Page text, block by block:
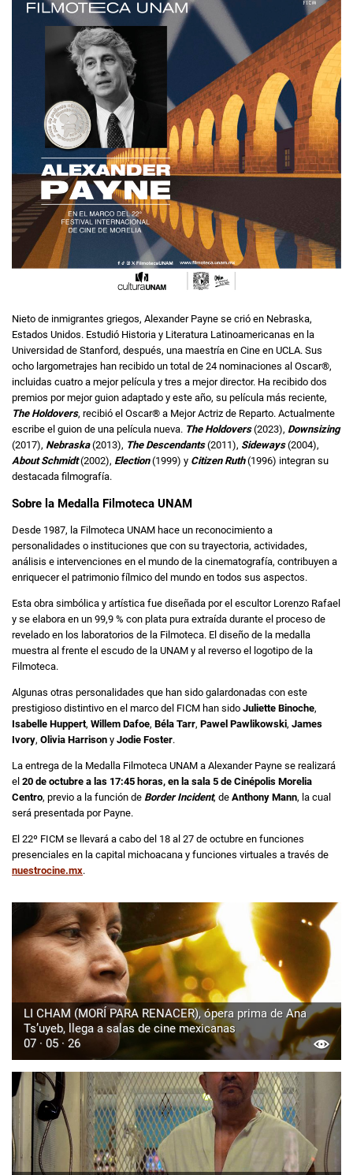
Nieto de inmigrantes griegos, Alexander Payne se crió en Nebraska,
Estados Unidos. Estudió Historia y Literatura Latinoamericanas en la
Universidad de Stanford, después, una maestría en Cine en UCLA. Sus
ocho largometrajes han recibido un total de 24 nominaciones al Oscar®,
incluidas cuatro a mejor película y tres a mejor director. Ha recibido dos
premios por mejor guion adaptado y este año, su película más reciente,
The Holdovers, recibió el Oscar® a Mejor Actriz de Reparto. Actualmente
escribe el guion de una película nueva. The Holdovers(2023), Downsizing
(2017), Nebraska(2013), The Descendants(2011), Sideways(2004),
About Schmidt(2002), Election(1999) y Citizen Ruth(1996) integran su
destacada filmografía.
Sobre la Medalla Filmoteca UNAM
Desde 1987, la Filmoteca UNAM hace un reconocimiento a
personalidades o instituciones que con su trayectoria, actividades,
análisis e intervenciones en el mundo de la cinematografía, contribuyen a
enriquecer el patrimonio fílmico del mundo en todos sus aspectos.
Esta obra simbólica y artística fue diseñada por el escultor Lorenzo Rafael
y se elabora en un 99,9 % con plata pura extraída durante el proceso de
revelado en los laboratorios de la Filmoteca. El diseño de la medalla
muestra al frente el escudo de la UNAM y al reverso el logotipo de la
Filmoteca.
Algunas otras personalidades que han sido galardonadas con este
prestigioso distintivo en el marco del FICM han sido Juliette Binoche,
Isabelle Huppert, Willem Dafoe, Béla Tarr, Pawel Pawlikowski, James
Ivory, Olivia Harrison y Jodie Foster.
La entrega de la Medalla Filmoteca UNAM a Alexander Payne se realizará
el 20 de octubre a las 17:45 horas, en la sala 5 de Cinépolis Morelia
Centro, previo a la función de Border Incident, de Anthony Mann, la cual
será presentada por Payne.
El 22º FICM se llevará a cabo del 18 al 27 de octubre en funciones
presenciales en la capital michoacana y funciones virtuales a través de
nuestrocine.mx.
LI CHAM (MORÍ PARA RENACER), ópera prima de Ana
Ts’uyeb, llega a salas de cine mexicanas
07 · 05 · 26